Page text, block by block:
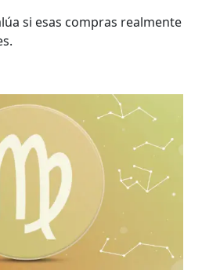
si esas compras realmente